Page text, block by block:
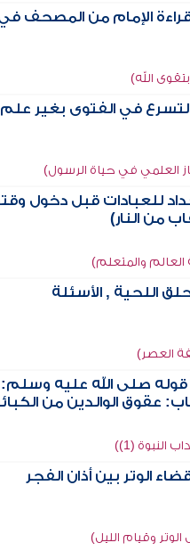
الإمام من المصحف
الله)
في الفتوى بغير
العلمي في حياة الرسول)
للعبادات قبل دخول
من النار)
والمتعلم)
اللحية , الأسئلة
العصر)
صلى الله عليه وسلم:
عقوق الوالدين من
(1))
الوتر بين أذان الفجر
وقيام الليل)